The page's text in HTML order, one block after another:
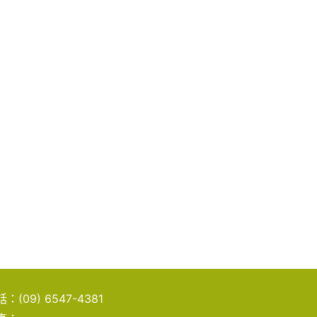
： (09) 6547-4381